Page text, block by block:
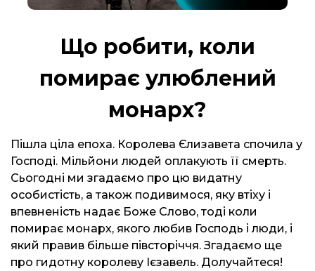
Що робити, коли
помирає улюблений
монарх?
Пішла ціла епоха. Королева Єлизавета спочила у
Господі. Мільйони людей оплакують її смерть.
Сьогодні ми згадаємо про цю видатну
особистість, а також подивимося, яку втіху і
впевненість надає Боже Слово, тоді коли
помирає монарх, якого любив Господь і люди, і
який правив більше півсторіччя. Згадаємо ще
про гидотну королеву Ієзавель. Долучайтеся!